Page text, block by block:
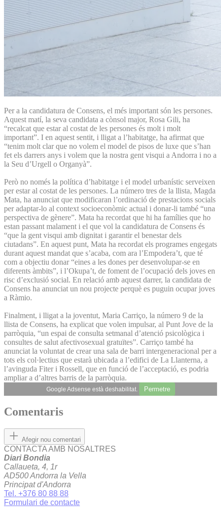
Per a la candidatura de Consens, el més important són les persones.
Aquest matí, la seva candidata a cònsol major, Rosa Gili, ha
“recalcat que estar al costat de les persones és molt i molt
important”. I en aquest sentit, i lligat a l’habitatge, ha afirmat que
“tenim molt clar que no volem el model de pisos de luxe que s’han
fet els darrers anys i volem que la nostra gent visqui a Andorra i no a
la Seu d’Urgell o Organyà”.
Però no només la política d’habitatge i el model urbanístic serveixen
per estar al costat de les persones. La número tres de la llista, Magda
Mata, ha anunciat que modificaran l’ordinació de prestacions socials
per adaptar-lo al context socioeconòmic actual i donar-li també “una
perspectiva de gènere”. Mata ha recordat que hi ha famílies que ho
estan passant malament i el que vol la candidatura de Consens és
“que la gent visqui amb dignitat i garantir el benestar dels
ciutadans”. En aquest punt, Mata ha recordat els programes engegats
durant aquest mandat que s’acaba, com ara l’Empodera’t, que té
com a objectiu donar “eines a les dones per desenvolupar-se en
diferents àmbits”, i l’Okupa’t, de foment de l’ocupació dels joves en
risc d’exclusió social. En relació amb aquest darrer, la candidata de
Consens ha anunciat un nou projecte perquè es puguin ocupar joves
a Ràmio.
Finalment, i lligat a la joventut, Maria Carriço, la número 9 de la
llista de Consens, ha explicat que volen impulsar, al Punt Jove de la
parròquia, “un espai de consulta setmanal d’atenció psicològica i
consultes de salut afectivosexual gratuïtes”. Carriço també ha
anunciat la voluntat de crear una sala de barri intergeneracional per a
tots els col·lectius que estarà ubicada a l’edifici de La Llanterna, a
l’avinguda Fiter i Rossell, que en funció de l’acceptació, es podria
ampliar a d’altres barris de la parròquia.
Google Adsense està deshabilitat. Permetre
Comentaris
Afegir nou comentari
CONTACTA AMB NOSALTRES
Diari Bondia
Callaueta, 4, 1r
AD500 Andorra la Vella
Principat d'Andorra
Tel. +376 80 88 88
Formulari de contacte